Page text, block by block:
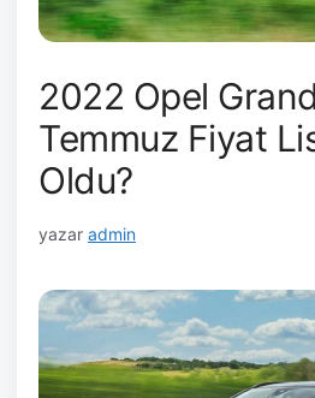
2022 Opel
Temmuz Fiyat
Oldu?
yazar admin